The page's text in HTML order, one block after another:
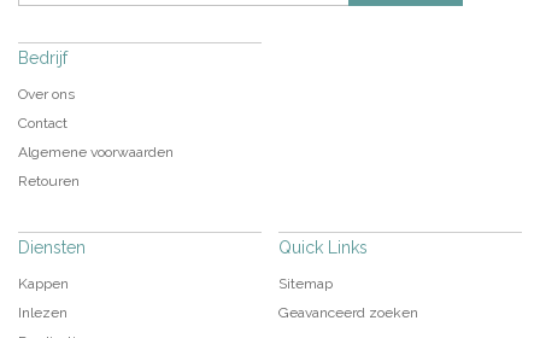
Bedrijf
Over ons
Contact
Algemene voorwaarden
Retouren
Diensten
Kappen
Inlezen
Quick Links
Sitemap
Geavanceerd zoeken